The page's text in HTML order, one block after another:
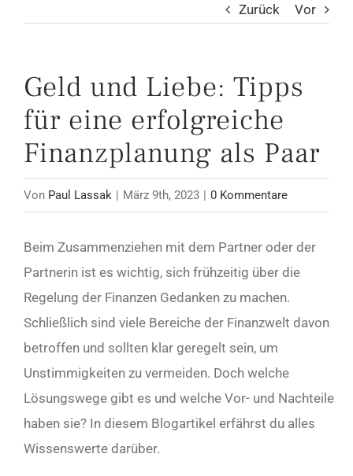
Zurück Vor
Geld und Liebe: Tipps
für eine erfolgreiche
Finanzplanung als Paar
Von Paul Lassak | März 9th, 2023 | 0 Kommentare
Beim Zusammenziehen mit dem Partner oder der
Partnerin ist es wichtig, sich frühzeitig über die
Regelung der Finanzen Gedanken zu machen.
Schließlich sind viele Bereiche der Finanzwelt davon
betroffen und sollten klar geregelt sein, um
Unstimmigkeiten zu vermeiden. Doch welche
Lösungswege gibt es und welche Vor- und Nachteile
haben sie? In diesem Blogartikel erfährst du alles
Wissenswerte darüber.